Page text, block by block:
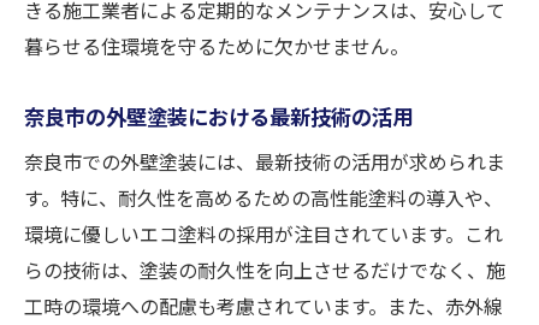
きる施工業者による定期的なメンテナンスは、安心して
暮らせる住環境を守るために欠かせません。
奈良市の外壁塗装における最新技術の活用
奈良市での外壁塗装には、最新技術の活用が求められま
す。特に、耐久性を高めるための高性能塗料の導入や、
環境に優しいエコ塗料の採用が注目されています。これ
らの技術は、塗装の耐久性を向上させるだけでなく、施
工時の環境への配慮も考慮されています。また、赤外線